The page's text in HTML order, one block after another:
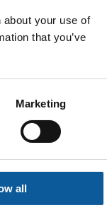
your use of
that you’ve
Marketing
all